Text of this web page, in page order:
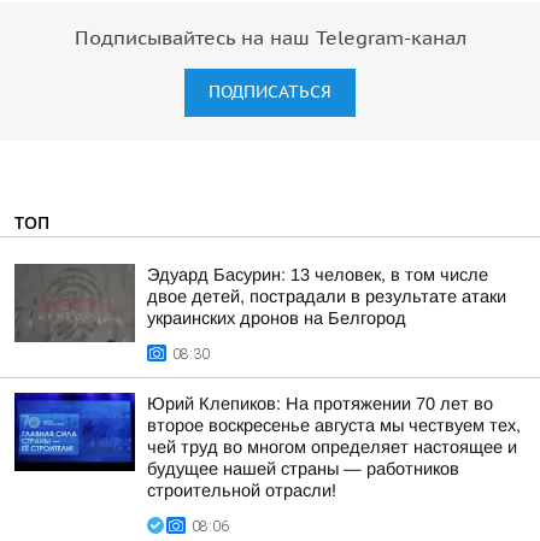
Подписывайтесь на наш Telegram-канал
ПОДПИСАТЬСЯ
ТОП
Эдуард Басурин: 13 человек, в том числе
двое детей, пострадали в результате атаки
украинских дронов на Белгород
08:30
Юрий Клепиков: На протяжении 70 лет во
второе воскресенье августа мы чествуем тех,
чей труд во многом определяет настоящее и
будущее нашей страны — работников
строительной отрасли!
08:06